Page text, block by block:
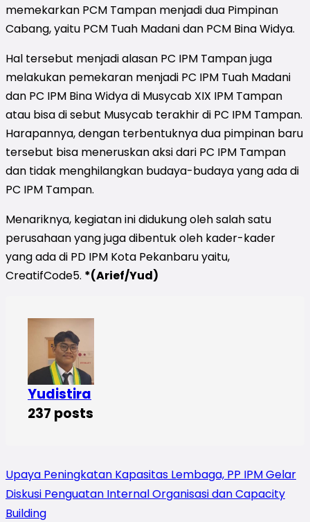
memekarkan PCM Tampan menjadi dua Pimpinan
Cabang, yaitu PCM Tuah Madani dan PCM Bina Widya.
Hal tersebut menjadi alasan PC IPM Tampan juga
melakukan pemekaran menjadi PC IPM Tuah Madani
dan PC IPM Bina Widya di Musycab XIX IPM Tampan
atau bisa di sebut Musycab terakhir di PC IPM Tampan.
Harapannya, dengan terbentuknya dua pimpinan baru
tersebut bisa meneruskan aksi dari PC IPM Tampan
dan tidak menghilangkan budaya-budaya yang ada di
PC IPM Tampan.
Menariknya, kegiatan ini didukung oleh salah satu
perusahaan yang juga dibentuk oleh kader-kader
yang ada di PD IPM Kota Pekanbaru yaitu,
CreatifCode5. *(Arief/Yud)
Yudistira
237 posts
Upaya Peningkatan Kapasitas Lembaga, PP IPM Gelar
Diskusi Penguatan Internal Organisasi dan Capacity
Building